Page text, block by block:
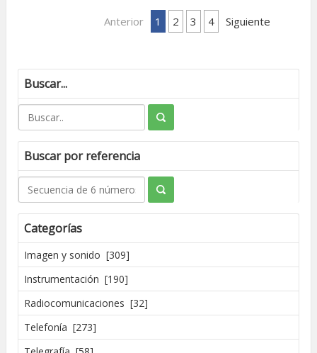
Anterior 1 2 3 4 Siguiente
Buscar...
Buscar por referencia
Categorías
Imagen y sonido [309]
Instrumentación [190]
Radiocomunicaciones [32]
Telefonía [273]